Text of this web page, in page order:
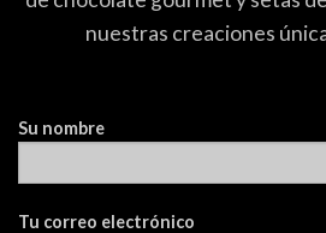
nuestras creaciones
Su nombre
Tu correo electrónico